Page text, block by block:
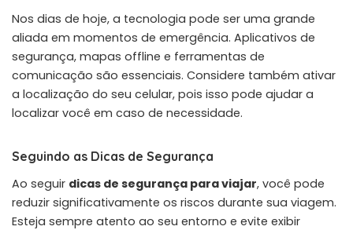
Nos dias de hoje, a tecnologia pode ser uma grande
aliada em momentos de emergência. Aplicativos de
segurança, mapas offline e ferramentas de
comunicação são essenciais. Considere também ativar
a localização do seu celular, pois isso pode ajudar a
localizar você em caso de necessidade.
Seguindo as Dicas de Segurança
Ao seguir dicas de segurança para viajar, você pode
reduzir significativamente os riscos durante sua viagem.
Esteja sempre atento ao seu entorno e evite exibir